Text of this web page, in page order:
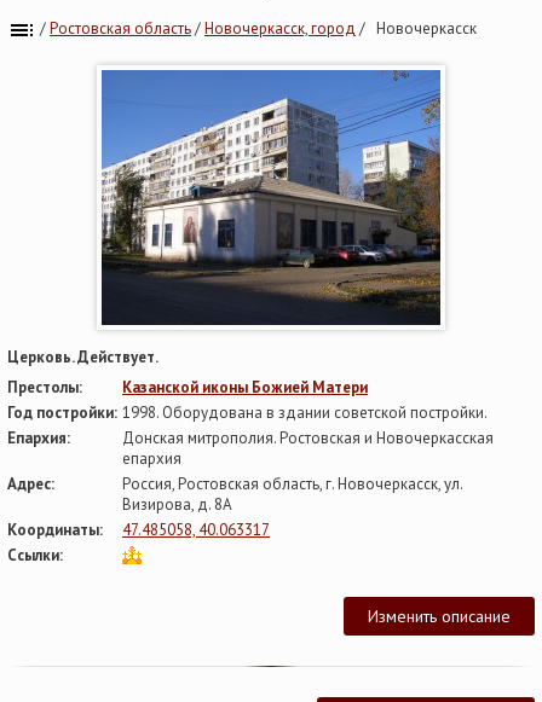
/Ростовская область/Новочеркасск, город / Новочеркасск
Церковь. Действует.
Престолы:
Казанской иконы Божией Матери
Год постройки: 1998. Оборудована в здании советской постройки.
Епархия:
Донская митрополия. Ростовская и Новочеркасская
епархия
Адрес:
Россия, Ростовская область, г. Новочеркасск, ул.
Визирова, д. 8А
Координаты:
47.485058, 40.063317
Ссылки:
Изменить описание